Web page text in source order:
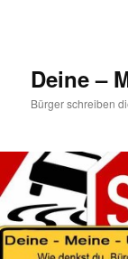
Deine –
Bürger schreiben